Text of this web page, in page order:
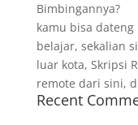
Bimbingannya?
kamu bisa
belajar, sekalian
luar kota, Skripsi
remote dari sini,
Recent